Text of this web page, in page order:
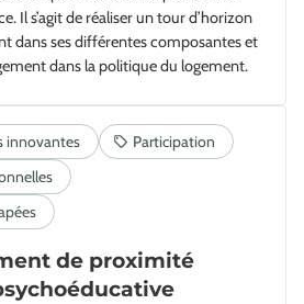
Il s’agit de réaliser un tour d’horizon
dans ses différentes composantes et
dans la politique du logement.
de proximité